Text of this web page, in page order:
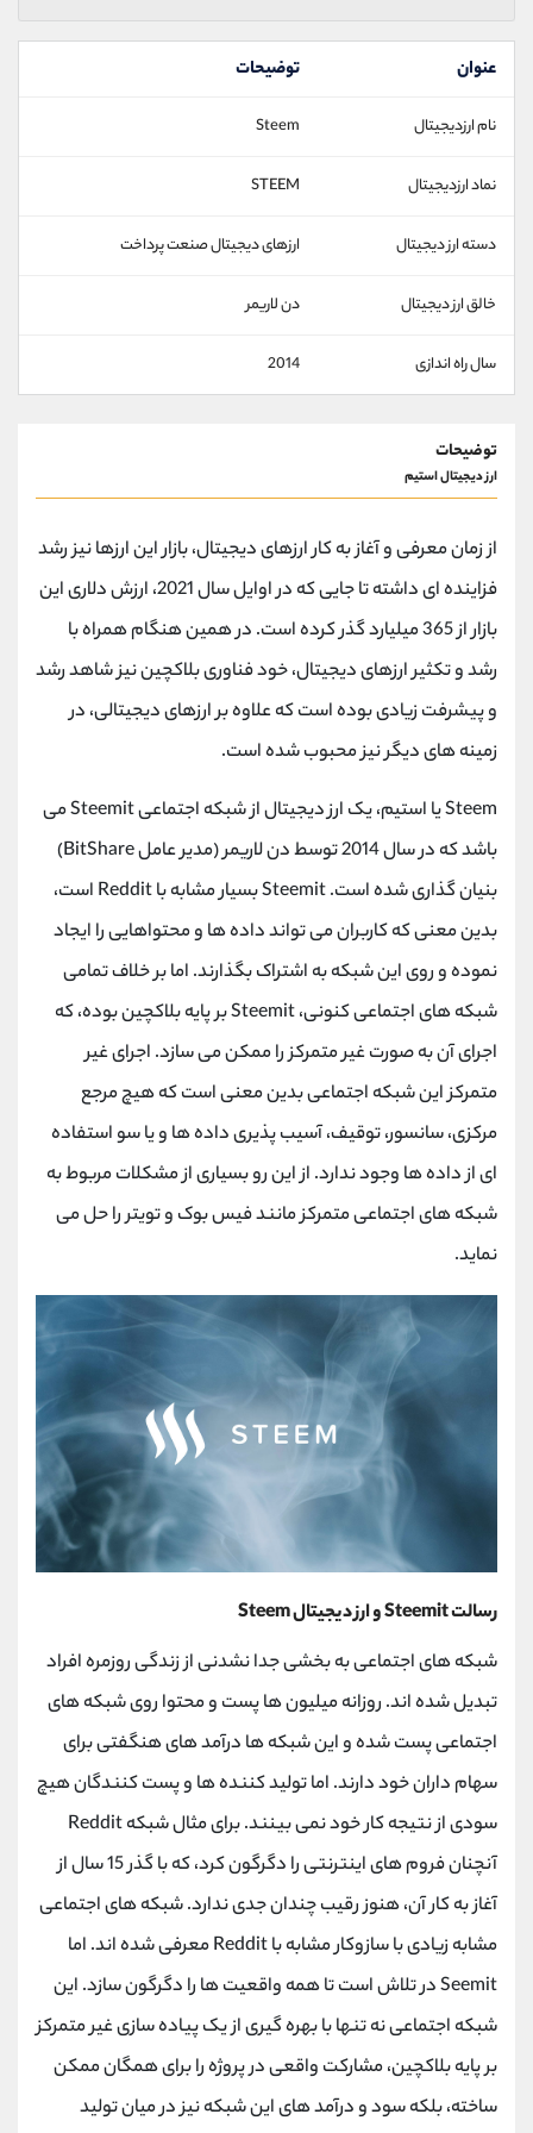
عنوان توضیحات
نام ارزدیجیتال Steem
نماد ارزدیجیتال STEEM
دسته ارز دیجیتال ارزهای دیجیتال صنعت پرداخت
خالق ارز دیجیتال دن لاریمر
سال راه اندازی 2014
توضیحات
ارز دیجیتال استیم
از زمان معرفی و آغاز به کار ارزهای دیجیتال، بازار این ارزها نیز رشد
فزاینده ای داشته تا جایی که در اوایل سال 2021، ارزش دلاری این
بازار از 365 میلیارد گذر کرده است. در همین هنگام همراه با
رشد و تکثیر ارزهای دیجیتال، خود فناوری بلاکچین نیز شاهد رشد
و پیشرفت زیادی بوده است که علاوه بر ارزهای دیجیتالی، در
زمینه های دیگر نیز محبوب شده است.
Steem یا استیم، یک ارز دیجیتال از شبکه اجتماعی Steemit می
باشد که در سال 2014 توسط دن لاریمر (مدیر عامل BitShare)
بنیان گذاری شده است. Steemit بسیار مشابه با Reddit است،
بدین معنی که کاربران می تواند داده ها و محتواهایی را ایجاد
نموده و روی این شبکه به اشتراک بگذارند. اما بر خلاف تمامی
شبکه های اجتماعی کنونی، Steemit بر پایه بلاکچین بوده، که
اجرای آن به صورت غیر متمرکز را ممکن می سازد. اجرای غیر
متمرکز این شبکه اجتماعی بدین معنی است که هیچ مرجع
مرکزی، سانسور، توقیف، آسیب پذیری داده ها و یا سو استفاده
ای از داده ها وجود ندارد. از این رو بسیاری از مشکلات مربوط به
شبکه های اجتماعی متمرکز مانند فیس بوک و تویتر را حل می
نماید.
رسالت Steemit و ارز دیجیتال Steem
شبکه های اجتماعی به بخشی جدا نشدنی از زندگی روزمره افراد
تبدیل شده اند. روزانه میلیون ها پست و محتوا روی شبکه های
اجتماعی پست شده و این شبکه ها درآمد های هنگفتی برای
سهام داران خود دارند. اما تولید کننده ها و پست کنندگان هیچ
سودی از نتیجه کار خود نمی بینند. برای مثال شبکه Reddit
آنچنان فروم های اینترنتی را دگرگون کرد، که با گذر 15 سال از
آغاز به کار آن، هنوز رقیب چندان جدی ندارد. شبکه های اجتماعی
مشابه زیادی با سازوکار مشابه با Reddit معرفی شده اند. اما
Seemit در تلاش است تا همه واقعیت ها را دگرگون سازد. این
شبکه اجتماعی نه تنها با بهره گیری از یک پیاده سازی غیر متمرکز
بر پایه بلاکچین، مشارکت واقعی در پروژه را برای همگان ممکن
ساخته، بلکه سود و درآمد های این شبکه نیز در میان تولید